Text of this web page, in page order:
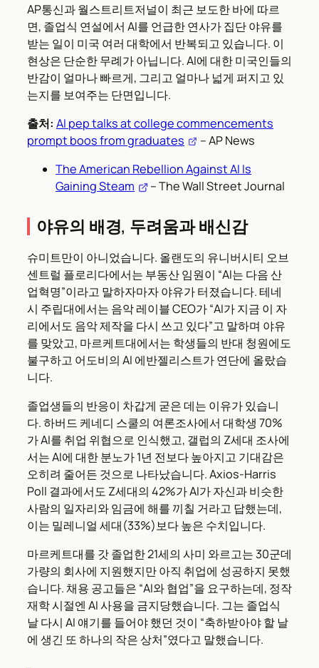
AP통신과 월스트리트저널이 최근 보도한 바에 따르
면, 졸업식 연설에서 AI를 언급한 연사가 집단 야유를
받는 일이 미국 여러 대학에서 반복되고 있습니다. 이
현상은 단순한 무례가 아닙니다. AI에 대한 미국인들의
반감이 얼마나 빠르게, 그리고 얼마나 넓게 퍼지고 있
는지를 보여주는 단면입니다.
출처: AI pep talks at college commencements
prompt boos from graduates
– AP News
The American Rebellion Against AI Is
Gaining Steam
– The Wall Street Journal
야유의 배경, 두려움과 배신감
슈미트만이 아니었습니다. 올랜도의 유니버시티 오브
센트럴 플로리다에서는 부동산 임원이 “AI는 다음 산
업혁명”이라고 말하자마자 야유가 터졌습니다. 테네
시 주립대에서는 음악 레이블 CEO가 “AI가 지금 이 자
리에서도 음악 제작을 다시 쓰고 있다”고 말하며 야유
를 맞았고, 마르케트대에서는 학생들의 반대 청원에도
불구하고 어도비의 AI 에반젤리스트가 연단에 올랐습
니다.
졸업생들의 반응이 차갑게 굳은 데는 이유가 있습니
다. 하버드 케네디 스쿨의 여론조사에서 대학생 70%
가 AI를 취업 위협으로 인식했고, 갤럽의 Z세대 조사에
서는 AI에 대한 분노가 1년 전보다 높아지고 기대감은
오히려 줄어든 것으로 나타났습니다. Axios-Harris
Poll 결과에서도 Z세대의 42%가 AI가 자신과 비슷한
사람의 일자리와 임금에 해를 끼칠 거라고 답했는데,
이는 밀레니얼 세대(33%)보다 높은 수치입니다.
마르케트대를 갓 졸업한 21세의 사미 와르고는 30군데
가량의 회사에 지원했지만 아직 취업에 성공하지 못했
습니다. 채용 공고들은 “AI와 협업”을 요구하는데, 정작
재학 시절엔 AI 사용을 금지당했습니다. 그는 졸업식
날 다시 AI 얘기를 들어야 했던 것이 “축하받아야 할 날
에 생긴 또 하나의 작은 상처”였다고 말했습니다.